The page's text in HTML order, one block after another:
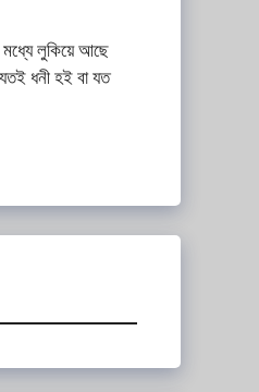
লুকিয়ে আছে
ধনী হই বা যত